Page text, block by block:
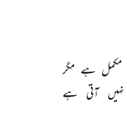
مکمل ہے مگر
نہیں آتی ہے